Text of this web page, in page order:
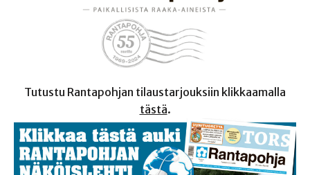
Tutustu Rantapohjan tilaustarjouksiin klikkaamalla
tästä.